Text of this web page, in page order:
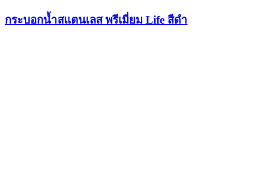
กระบอกน้ำสแตนเลส พรีเมี่ยม Life สีดำ